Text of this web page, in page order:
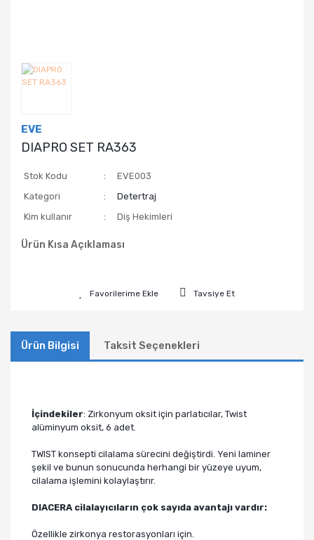
EVE
DIAPRO SET RA363
Stok Kodu
EVE003
Kategori
Detertraj
Kim kullanır
Diş Hekimleri
Ürün Kısa Açıklaması
Tavsiye Et
Ürün Bilgisi Taksit Seçenekleri
İçindekiler: Zirkonyum oksit için parlatıcılar, Twist
alüminyum oksit, 6 adet.
TWIST konsepti cilalama sürecini değiştirdi. Yeni laminer
şekil ve bunun sonucunda herhangi bir yüzeye uyum,
cilalama işlemini kolaylaştırır.
DIACERA cilalayıcıların çok sayıda avantajı vardır:
Özellikle zirkonya restorasyonları için.